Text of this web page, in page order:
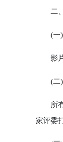
二、
(一)观
影片
(二)征
所有
家评委